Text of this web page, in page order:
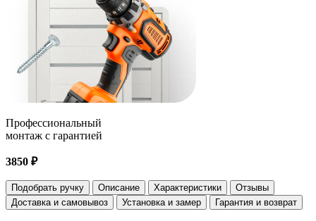
Профессиональный
монтаж с гарантией
3850 ₽
Подобрать ручку Описание Характеристики
Отзывы
Доставка и самовывоз
Установка и замер Гарантия и возврат